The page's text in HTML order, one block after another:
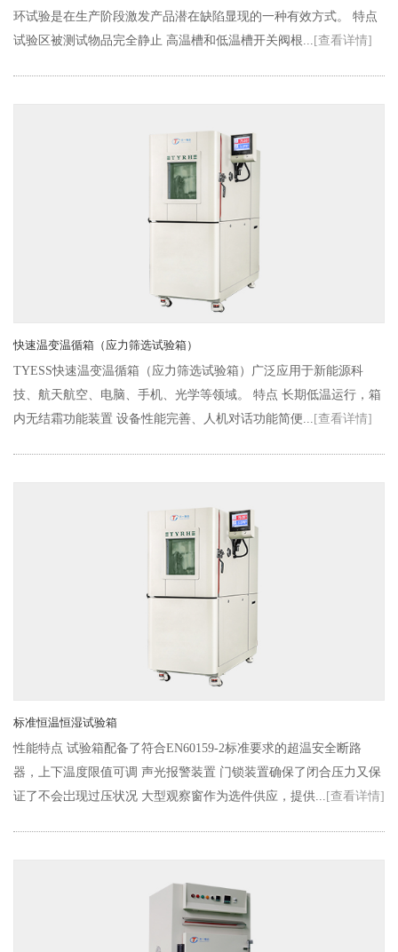
环试验是在生产阶段激发产品潜在缺陷显现的一种有效方式。 特点
试验区被测试物品完全静止 高温槽和低温槽开关阀根... [查看详情]
快速温变温循箱（应力筛选试验箱）
TYESS快速温变温循箱（应力筛选试验箱）广泛应用于新能源科
技、航天航空、电脑、手机、光学等领域。 特点 长期低温运行，箱
内无结霜功能装置 设备性能完善、人机对话功能简便... [查看详情]
标准恒温恒湿试验箱
性能特点 试验箱配备了符合EN60159-2标准要求的超温安全断路
器，上下温度限值可调 声光报警装置 门锁装置确保了闭合压力又保
证了不会岀现过压状况 大型观察窗作为选件供应，提供...
[查看详情]